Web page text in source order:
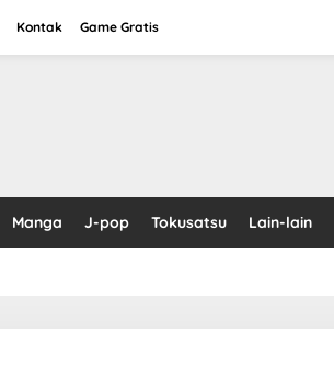
Kontak Game Gratis
Manga J-pop Tokusatsu Lain-lain